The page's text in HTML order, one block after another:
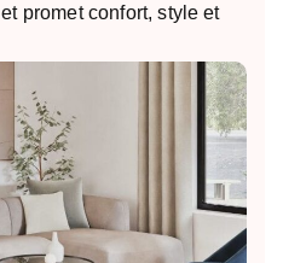
promet confort, style et